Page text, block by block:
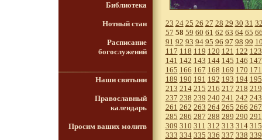
Библиотека
Нотный стан
Расписание
богослужений
Наши святыни
Православный
календарь
Просим ваших молитв
23 24 25 26 27 28 29 30 31
57 58 59 60 61 62 63 64 65
91 92 93 94 95 96 97 98 99
117 118 119 120 121 122 123
141 142 143 144 145 146 147
165 166 167 168 169 170 171
189 190 191 192 193 194 195
213 214 215 216 217 218 219
237 238 239 240 241 242 243
261 262 263 264 265 266 267
285 286 287 288 289 290 291
309 310 311 312 313 314 315
333 334 335 336 337 338 339